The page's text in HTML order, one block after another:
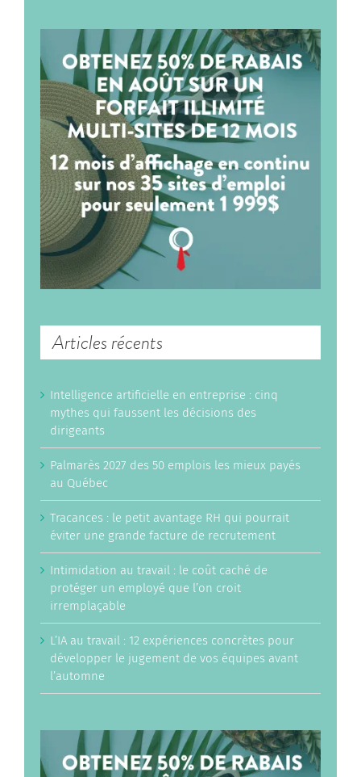
Articles récents
Intelligence artificielle en entreprise : cinq
mythes qui faussent les décisions des
dirigeants
Palmarès 2027 des 50 emplois les mieux payés
au Québec
Tracances : le petit avantage RH qui pourrait
éviter une grande facture de recrutement
Intimidation au travail : le coût caché de
protéger un employé que l’on croit
irremplaçable
L’IA au travail : 12 expériences concrètes pour
développer le jugement de vos équipes avant
l’automne